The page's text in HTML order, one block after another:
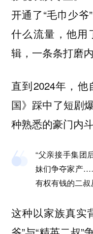
开通了“毛巾少
什么流量，他用
辑，一条条打磨
直到2024年，
国》踩中了短剧
种熟悉的豪门内
“父亲接手集团
妹们争夺家产
有权有钱的二
这种以家族真实